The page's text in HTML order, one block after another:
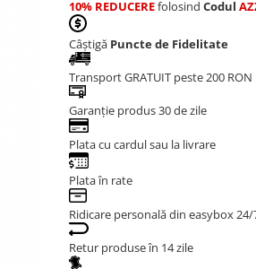
10% REDUCEREfolosind Codul
Câștigă Puncte de Fidelitate
Transport GRATUIT peste 200 RON
Garanție produs 30 de zile
Plata cu cardul sau la livrare
Plata în rate
Ridicare personală din easybox 24/
Retur produse în 14 zile